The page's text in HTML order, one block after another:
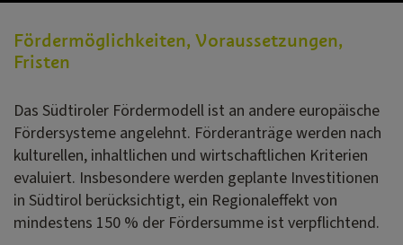
Fördermöglichkeiten, Voraussetzungen,
Fristen
Das Südtiroler Fördermodell ist an andere europäische
Fördersysteme angelehnt. Förderanträge werden nach
kulturellen, inhaltlichen und wirtschaftlichen Kriterien
evaluiert. Insbesondere werden geplante Investitionen
in Südtirol berücksichtigt, ein Regionaleffekt von
mindestens 150 % der Fördersumme ist verpflichtend.